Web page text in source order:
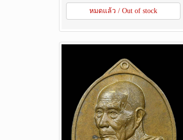
หมดแล้ว / Out of stock